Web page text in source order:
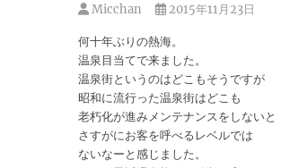
Micchan 2015年11月23日
何十年ぶりの熱海。
温泉目当てで来ました。
温泉街というのはどこもそうですが
昭和に流行った温泉街はどこも
老朽化が進みメンテナンスをしないと
さすがにお客を呼べるレベルでは
ないなーと感じました。